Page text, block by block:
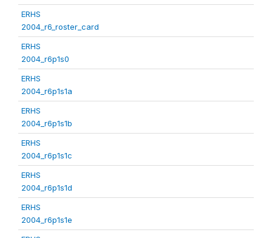
ERHS
2004_r6_roster_card
ERHS
2004_r6p1s0
ERHS
2004_r6p1s1a
ERHS
2004_r6p1s1b
ERHS
2004_r6p1s1c
ERHS
2004_r6p1s1d
ERHS
2004_r6p1s1e